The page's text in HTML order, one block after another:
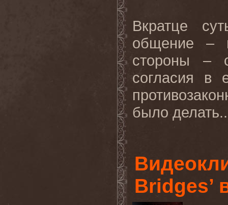
Вкратце
общение –
стороны –
согласия в
было
Bridges’